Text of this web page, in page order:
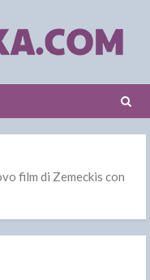
film di Zemeckis con